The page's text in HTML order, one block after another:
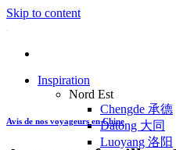
Skip to content
Inspiration
Nord Est
Chengde 承德
Datong 大同
Luoyang 洛阳
Avis de nos voyageurs en Chine